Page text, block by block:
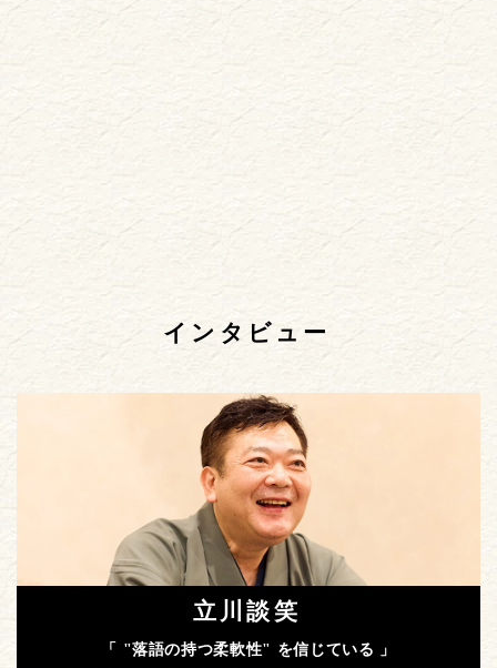
インタビュー
立川談笑
「 "落語の持つ柔軟性" を信じている 」